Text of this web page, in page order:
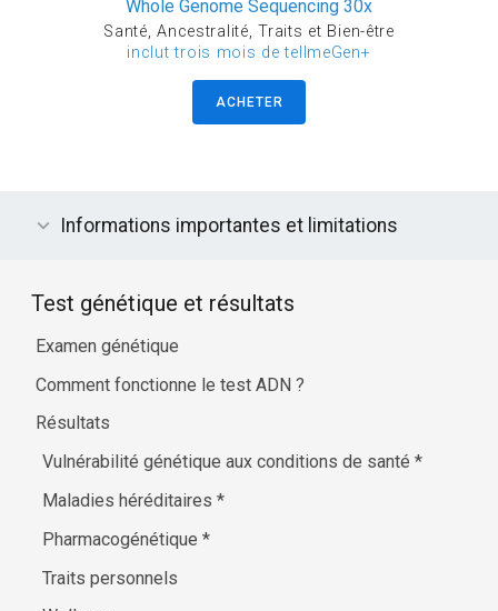
Whole Genome Sequencing 30x
Santé, Ancestralité, Traits et Bien-être
inclut trois mois de tellmeGen+
ACHETER
Informations importantes et limitations
Test génétique et résultats
Examen génétique
Comment fonctionne le test ADN ?
Résultats
Vulnérabilité génétique aux conditions de santé*
Maladies héréditaires*
Pharmacogénétique*
Traits personnels